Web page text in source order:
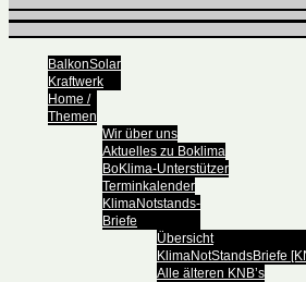
BalkonSolar
Kraftwerk
Home /
Themen
Wir über uns
Aktuelles zu Boklima
BoKlima-Unterstützer
Terminkalender
KlimaNotstands-
Briefe
Übersicht
KlimaNotStandsBriefe
Alle älteren KNB’s